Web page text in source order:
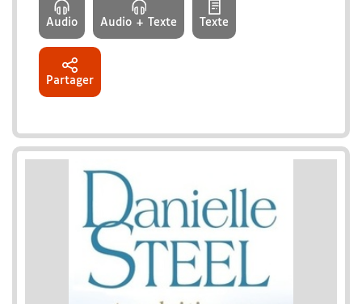
Audio Audio + Texte Texte
Partager